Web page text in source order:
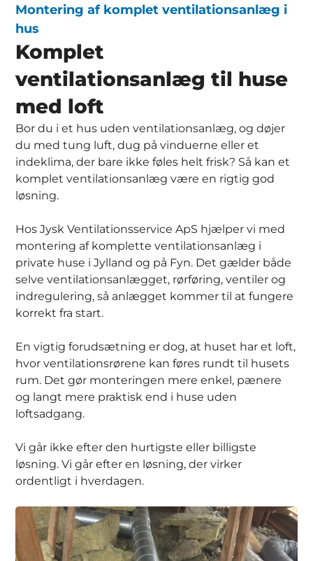
Montering af komplet ventilationsanlæg i
hus
Komplet
ventilationsanlæg til huse
med loft
Bor du i et hus uden ventilationsanlæg, og døjer
du med tung luft, dug på vinduerne eller et
indeklima, der bare ikke føles helt frisk? Så kan et
komplet ventilationsanlæg være en rigtig god
løsning.
Hos Jysk Ventilationsservice ApS hjælper vi med
montering af komplette ventilationsanlæg i
private huse i Jylland og på Fyn. Det gælder både
selve ventilationsanlægget, rørføring, ventiler og
indregulering, så anlægget kommer til at fungere
korrekt fra start.
En vigtig forudsætning er dog, at huset har et loft,
hvor ventilationsrørene kan føres rundt til husets
rum. Det gør monteringen mere enkel, pænere
og langt mere praktisk end i huse uden
loftsadgang.
Vi går ikke efter den hurtigste eller billigste
løsning. Vi går efter en løsning, der virker
ordentligt i hverdagen.